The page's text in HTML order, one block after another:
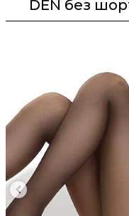
DEN без